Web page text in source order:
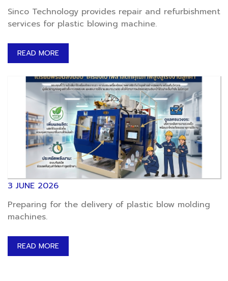
Sinco Technology provides repair and refurbishment
services for plastic blowing machine.
READ MORE
3 JUNE 2026
Preparing for the delivery of plastic blow molding
machines.
READ MORE